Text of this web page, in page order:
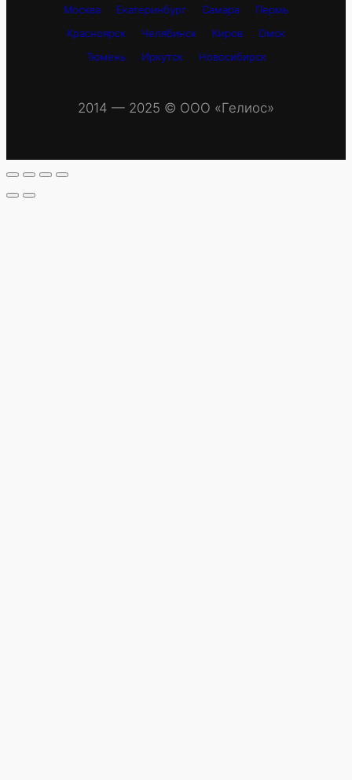
Москва Екатеринбург Самара
Пермь
Красноярск
Челябинск Киров
Омск
Тюмень
Иркутск Новосибирск
2014 — 2025 © OOO «Гелиос»